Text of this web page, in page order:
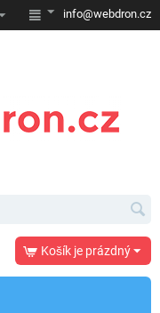
info@webdron.cz
Košík je prázdný